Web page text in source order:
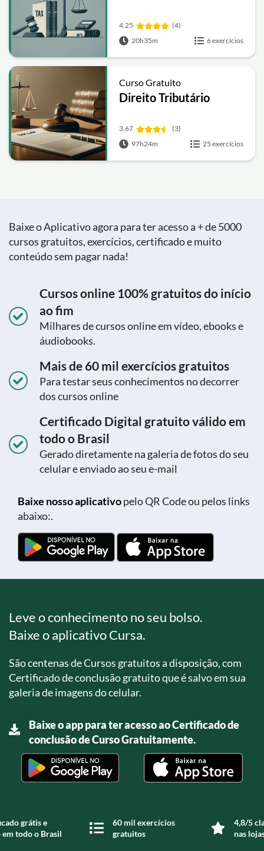
4.25
(4)
20h35m
6 exercícios
Curso Gratuito
Direito Tributário
3.67
(3)
97h24m
25 exercícios
Baixe o Aplicativo agora para ter acesso a + de 5000
cursos gratuitos, exercícios, certificado e muito
conteúdo sem pagar nada!
Cursos online 100% gratuitos do início
ao fim
Milhares de cursos online em vídeo, ebooks e
áudiobooks.
Mais de 60 mil exercícios gratuitos
Para testar seus conhecimentos no decorrer
dos cursos online
Certificado Digital gratuito válido em
todo o Brasil
Gerado diretamente na galeria de fotos do seu
celular e enviado ao seu e-mail
Baixe nosso aplicativopelo QR Code ou pelos links
abaixo:.
Leve o conhecimento no seu bolso.
Baixe o aplicativo Cursa.
São centenas de Cursos gratuitos a disposição, com
Certificado de conclusão gratuito que é salvo em sua
galeria de imagens do celular.
Baixe o app para ter acesso ao Certificado de
conclusão de Curso Gratuitamente.
grátis e
todo o Brasil
60 mil exercícios
gratuitos
4,8/5
nas